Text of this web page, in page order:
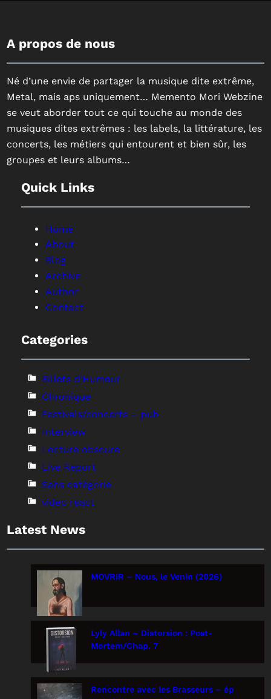
A propos de nous
Né d’une envie de partager la musique dite extrême,
Metal, mais aps uniquement… Memento Mori Webzine
se veut aborder tout ce qui touche au monde des
musiques dites extrêmes : les labels, la littérature, les
concerts, les métiers qui entourent et bien sûr, les
groupes et leurs albums…
Quick Links
Home
About
Blog
Archive
Author
Contact
Categories
Billets d'Humeur
Chronique
Festivals/concerts – pub
Interview
Lecture obscure
Live Report
Sans catégorie
video react
Latest News
MOVRIR – Nous, le Venin (2026)
Lyly Allan – Distorsion : Post-
Mortem/Chap. 7
Rencontre avec les Brasseurs – ép